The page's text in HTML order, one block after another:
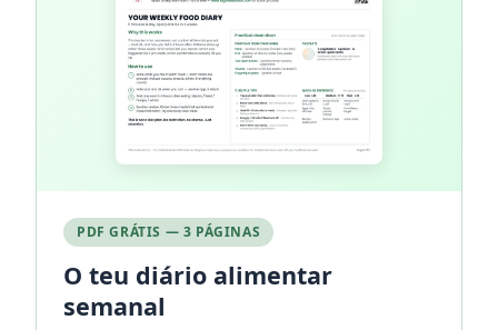
PDF GRÁTIS — 3 PÁGINAS
O teu diário alimentar
semanal